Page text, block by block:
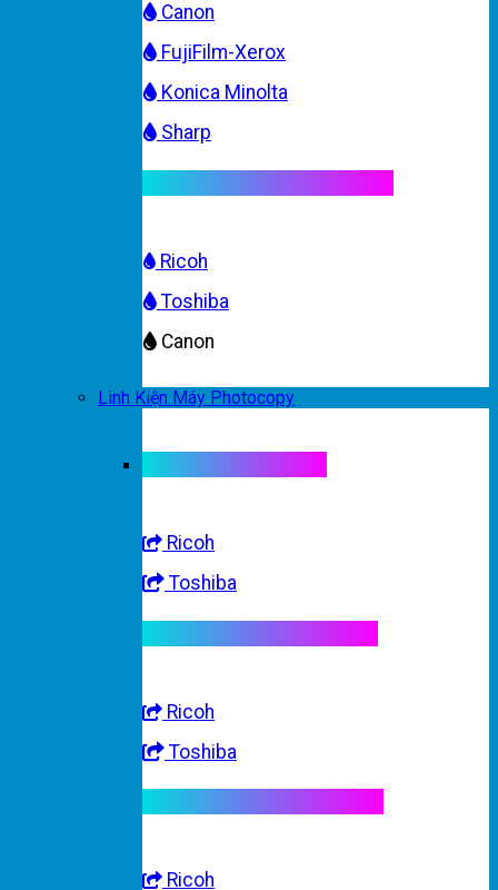
Canon
FujiFilm-Xerox
Konica Minolta
Sharp
Ricoh
Toshiba
Canon
Linh Kiện Máy Photocopy
Ricoh
Toshiba
Ricoh
Toshiba
Ricoh